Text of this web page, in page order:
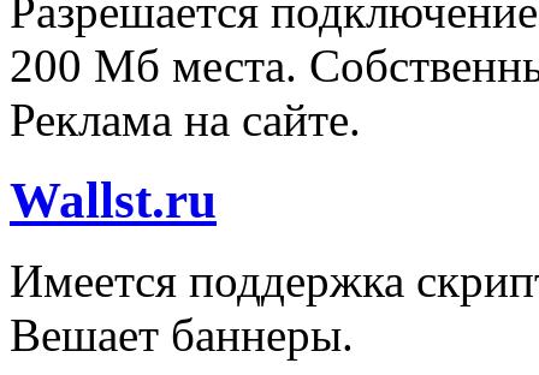
Разрешается
200 Мб места.
Реклама на сайте.
Wallst.ru
Имеется поддержка
Вешает баннеры.